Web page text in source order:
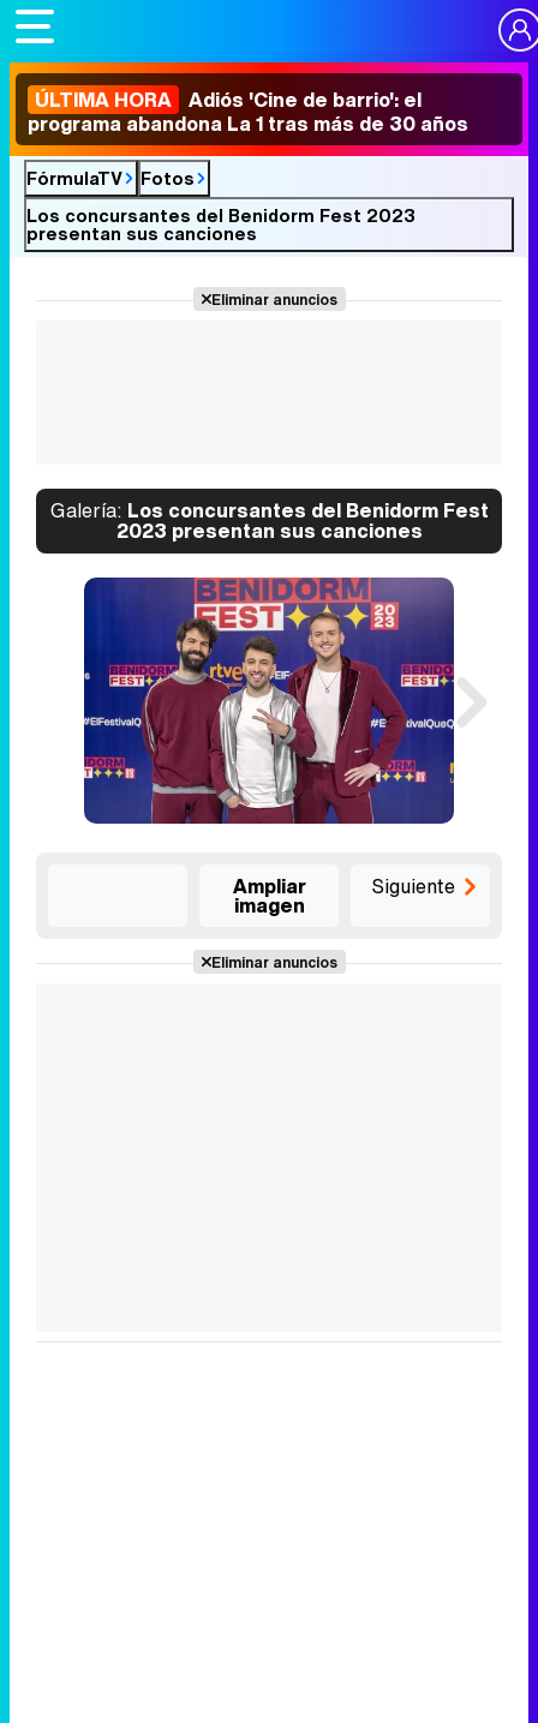
ÚLTIMA HORA Adiós 'Cine de barrio': el
programa abandona La 1 tras más de 30 años
FórmulaTV
Fotos
Los concursantes del Benidorm Fest 2023
presentan sus canciones
Eliminar anuncios
Galería: Los concursantes del Benidorm Fest
2023 presentan sus canciones
Ampliar
imagen
Siguiente
Eliminar anuncios